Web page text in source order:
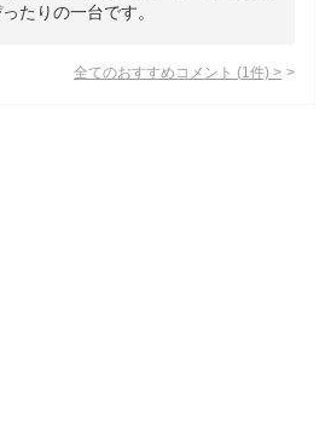
たりの一台です。
全てのおすすめコメント (1 件) >